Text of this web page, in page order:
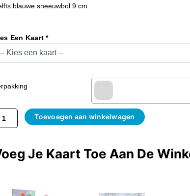
blauwe sneeuwbol 9 cm
Een Kaart *
Toevoegen aan winkelwagen
Je Kaart Toe Aan De